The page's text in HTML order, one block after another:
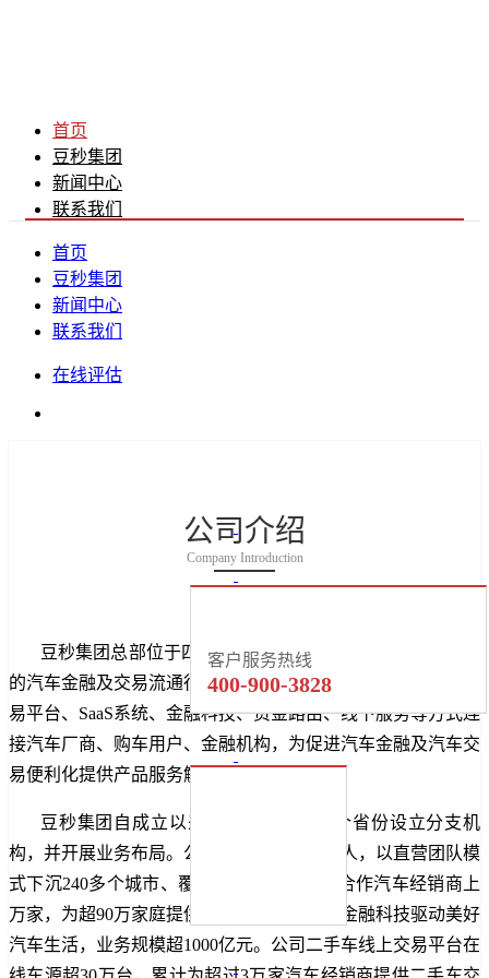
客户服务热线
400-900-3828
首页
豆秒集团
新闻中心
联系我们
首页
豆秒集团
新闻中心
联系我们
在线评估
公司介绍
Company Introduction
豆秒集团总部位于四川成都，业务覆盖全国，是国内领先
的汽车金融及交易流通行业连接器和专业服务商。集团通过交
易平台、SaaS系统、金融科技、资金路由、线下服务等方式连
接汽车厂商、购车用户、金融机构，为促进汽车金融及汽车交
易便利化提供产品服务解决方案。
豆秒集团自成立以来已陆续在全国30个省份设立分支机
构，并开展业务布局。公司现有员工近3000人，以直营团队模
式下沉240多个城市、覆盖1200多个区县，合作汽车经销商上
万家，为超90万家庭提供购车分期服务，用金融科技驱动美好
汽车生活，业务规模超1000亿元。公司二手车线上交易平台在